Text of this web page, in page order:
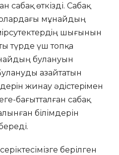
сабақ өткізді. Сабақ
мұнайдың
шығынын
түрде үш топқа
булануын
азайтатын
жинау әдiстерiмен
бағытталған сабақ
білімдерін
берілген